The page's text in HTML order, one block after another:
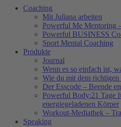
Coaching
Mit Juliana arbeiten
Powerful Me Mentoring
Powerful BUSINESS
Sport Mental Coaching
Produkte
Journal
Wenn es so einfach ist,
Wie du mit dem
Der Esscode – Beende
Powerful Body:21 Tage
energiegeladenen Körper
Workout-Mediathek –
Speaking